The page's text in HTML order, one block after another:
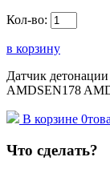
Кол-во:
в корзину
Датчик
AMDSEN178
В корзине 0
Что сделать?